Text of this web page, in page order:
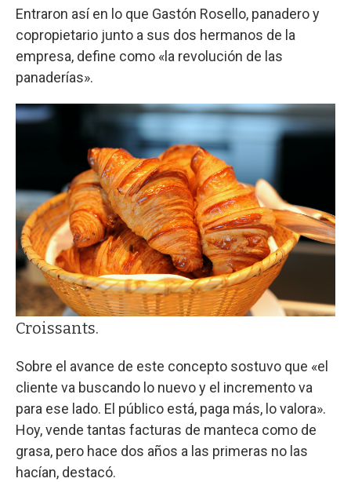
Entraron así en lo que Gastón Rosello, panadero y
copropietario junto a sus dos hermanos de la
empresa, define como «la revolución de las
panaderías».
Croissants.
Sobre el avance de este concepto sostuvo que «el
cliente va buscando lo nuevo y el incremento va
para ese lado. El público está, paga más, lo valora».
Hoy, vende tantas facturas de manteca como de
grasa, pero hace dos años a las primeras no las
hacían, destacó.